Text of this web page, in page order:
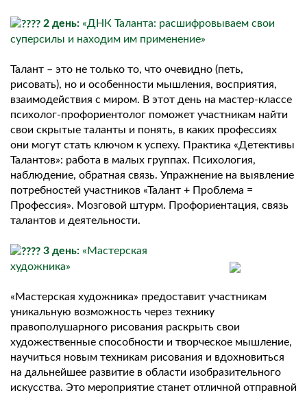
2 день: «ДНК Таланта: расшифровываем свои
суперсилы и находим им применение»
Талант – это не только то, что очевидно (петь,
рисовать), но и особенности мышления, восприятия,
взаимодействия с миром. В этот день на мастер-классе
психолог-профориентолог поможет участникам найти
свои скрытые таланты и понять, в каких профессиях
они могут стать ключом к успеху. Практика «Детективы
Талантов»: работа в малых группах. Психология,
наблюдение, обратная связь. Упражнение на выявление
потребностей участников «Талант + Проблема =
Профессия». Мозговой штурм. Профориентация, связь
талантов и деятельности.
3 день: «Мастерская
художника»
«Мастерская художника» предоставит участникам
уникальную возможность через технику
правополушарного рисования раскрыть свои
художественные способности и творческое мышление,
научиться новым техникам рисования и вдохновиться
на дальнейшее развитие в области изобразительного
искусства. Это мероприятие станет отличной отправной